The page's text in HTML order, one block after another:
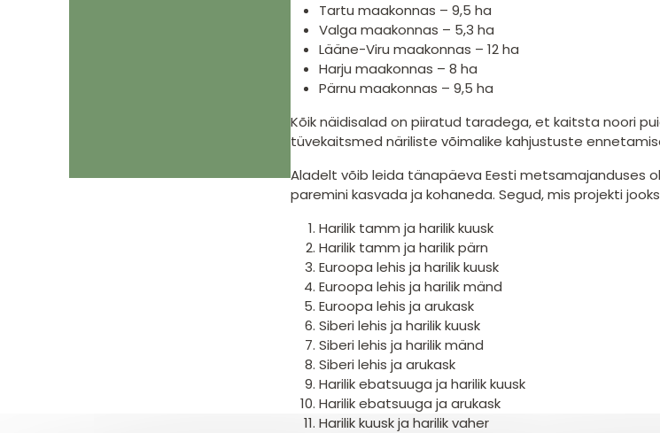
Tartu maakonnas – 9,5 ha
Valga maakonnas – 5,3 ha
Lääne-Viru maakonnas – 12 ha
Harju maakonnas – 8 ha
Pärnu maakonnas – 9,5 ha
Kõik näidisalad on piiratud taradega, et kaitsta noori
tüvekaitsmed näriliste võimalike kahjustuste
Aladelt võib leida tänapäeva Eesti metsamajanduses
paremini kasvada ja kohaneda. Segud, mis projekti
Harilik tamm ja harilik kuusk
Harilik tamm ja harilik pärn
Euroopa lehis ja harilik kuusk
Euroopa lehis ja harilik mänd
Euroopa lehis ja arukask
Siberi lehis ja harilik kuusk
Siberi lehis ja harilik mänd
Siberi lehis ja arukask
Harilik ebatsuuga ja harilik kuusk
Harilik ebatsuuga ja arukask
Harilik kuusk ja harilik vaher